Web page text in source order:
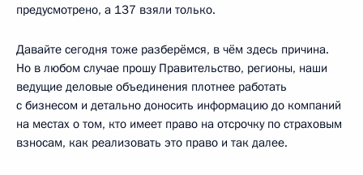
предусмотрено, а 137 взяли только.
Давайте сегодня тоже разберёмся, в чём здесь причина.
Но в любом случае прошу Правительство, регионы, наши
ведущие деловые объединения плотнее работать
с бизнесом и детально доносить информацию до компаний
на местах о том, кто имеет право на отсрочку по страховым
взносам, как реализовать это право и так далее.